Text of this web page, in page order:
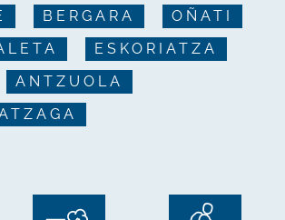
BERGARA
OÑATI
ESKORIATZA
ANTZUOLA